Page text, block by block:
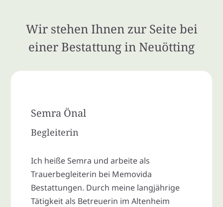
Wir stehen Ihnen zur Seite bei
einer Bestattung in Neuötting
Semra Önal
Begleiterin
Ich heiße Semra und arbeite als
Trauerbegleiterin bei Memovida
Bestattungen. Durch meine langjährige
Tätigkeit als Betreuerin im Altenheim